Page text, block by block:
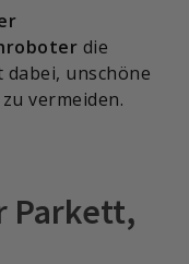
die
unschöne
vermeiden.
Parkett,